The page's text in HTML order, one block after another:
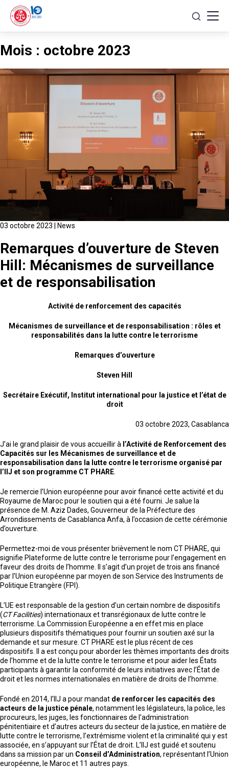
content
Mois : octobre 2023
03 octobre 2023 News
Remarques d’ouverture de Steven
Hill: Mécanismes de surveillance
et de responsabilisation
Activité de renforcement des capacités
Mécanismes de surveillance et de responsabilisation : rôles et
responsabilités dans la lutte contre le terrorisme
Remarques d’ouverture
Steven Hill
Secrétaire Exécutif, Institut international pour la justice et l’état de
droit
03 octobre 2023, Casablanca
J’ai le grand plaisir de vous accueillir à l’Activité de Renforcement des
Capacités sur les Mécanismes de surveillance et de
responsabilisation dans la lutte contre le terrorisme organisé par
l’IIJ et son programme CT PHARE
Je remercie l’Union européenne pour avoir financé cette activité et du
Royaume de Maroc pour le soutien qui a été fourni. Je salue la
présence de M. Aziz Dades, Gouverneur de la Préfecture des
Arrondissements de Casablanca Anfa, à l’occasion de cette cérémonie
d’ouverture.
Permettez-moi de vous présenter brièvement le nom CT PHARE, qui
signifie Plateforme de lutte contre le terrorisme pour l’engagement en
faveur des droits de l’homme. Il s’agit d’un projet de trois ans financé
par l’Union européenne par moyen de son Service des Instruments de
Politique Etrangère (FPI).
L’UE est responsable de la gestion d’un certain nombre de dispositifs
(CT Facilities) internationaux et transrégionaux de lutte contre le
terrorisme. La Commission Européenne a en effet mis en place
plusieurs dispositifs thématiques pour fournir un soutien axé sur la
demande et sur mesure. CT PHARE est le plus récent de ces
dispositifs. Il a est conçu pour aborder les thèmes importants des droits
de l’homme et de la lutte contre le terrorisme et pour aider les États
participants à garantir la conformité de leurs initiatives avec l’État de
droit et les normes internationales en matière de droits de l’homme.
Fondé en 2014, l’IIJ a pour mandat de renforcer les capacités des
acteurs de la justice pénale, notamment les législateurs, la police, les
procureurs, les juges, les fonctionnaires de l’administration
pénitentiaire et d’autres acteurs du secteur de la justice, en matière de
lutte contre le terrorisme, l’extrémisme violent et la criminalité qui y est
associée, en s’appuyant sur l’État de droit. L’IIJ est guidé et soutenu
dans sa mission par un Conseil d’Administration, représentant l’Union
européenne, le Maroc et 11 autres pays.